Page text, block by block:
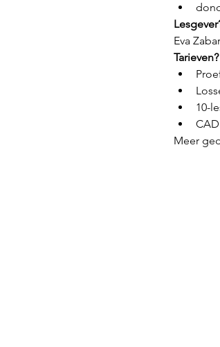
Eva
Tarieven?
10-
Meer